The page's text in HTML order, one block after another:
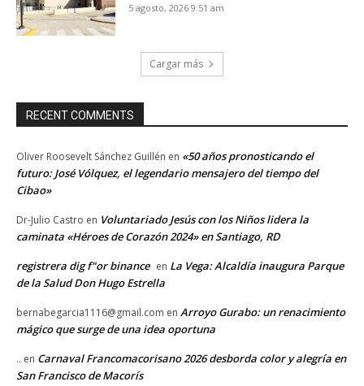
5 agosto, 2026 9:51 am
Cargar más
RECENT COMMENTS
Oliver Roosevelt Sánchez Guillén en «50 años pronosticando el
futuro: José Vólquez, el legendario mensajero del tiempo del
Cibao»
Dr-Julio Castro en Voluntariado Jesús con los Niños lidera la
caminata «Héroes de Corazón 2024» en Santiago, RD
registrera dig f"or binance en La Vega: Alcaldía inaugura Parque
de la Salud Don Hugo Estrella
bernabegarcia1116@gmail.com en Arroyo Gurabo: un renacimiento
mágico que surge de una idea oportuna
.. en Carnaval Francomacorisano 2026 desborda color y alegría en
San Francisco de Macorís